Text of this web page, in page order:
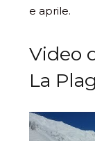
e aprile.
Video
La